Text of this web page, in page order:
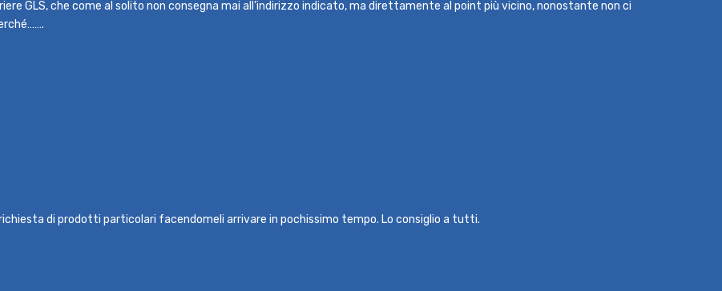
GLS, che come al solito non consegna mai all’indirizzo indicato, ma direttamente al point più vicino, nonostante non ci
di prodotti particolari facendomeli arrivare in pochissimo tempo. Lo consiglio a tutti.